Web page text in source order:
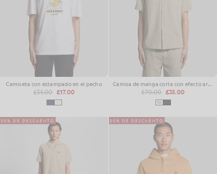
Camiseta con estampado en el pecho
£35.00 £17.00
Camisa de manga corta con efecto arrugado para vacaciones
£70.00 £35.00
50% DE DESCUENTO 50% DE DESCUENTO